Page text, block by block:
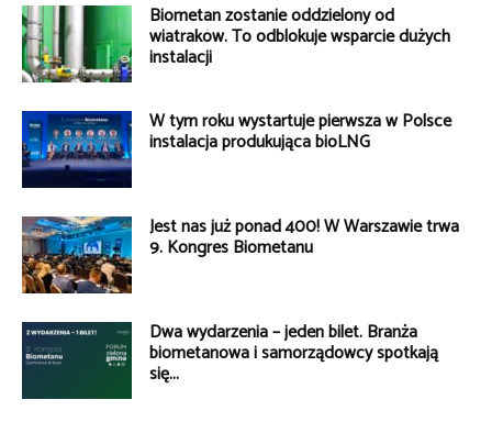
Biometan zostanie oddzielony od
wiatraków. To odblokuje wsparcie dużych
instalacji
W tym roku wystartuje pierwsza w Polsce
instalacja produkująca bioLNG
Jest nas już ponad 400! W Warszawie trwa
9. Kongres Biometanu
Dwa wydarzenia – jeden bilet. Branża
biometanowa i samorządowcy spotkają
się...